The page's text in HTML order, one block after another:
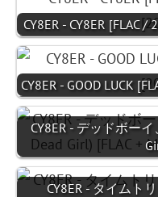
CY8ER - CY8ER [FLAC
CY8ER - GOOD LUCK
CY8ER - デッドボー
CY8ER - タイムト